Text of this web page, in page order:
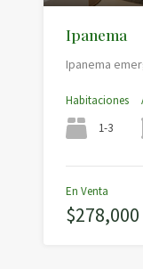
Ipanema
Ipanema
Habitaciones
1-3
En Venta
$278,000